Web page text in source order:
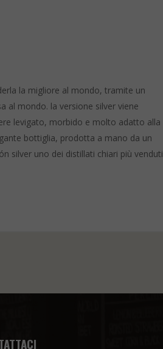
la migliore al mondo, tramite un
al mondo. la versione silver viene
levigato, morbido e molto adatto alla
bottiglia, prodotta a mano da un
silver uno dei distillati chiari più venduti